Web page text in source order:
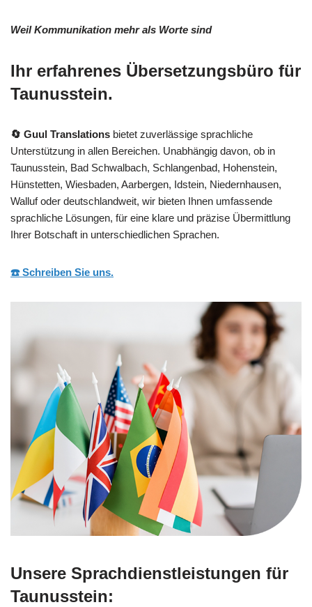
Weil Kommunikation mehr als Worte sind
Ihr erfahrenes Übersetzungsbüro für
Taunusstein.
🔄 Guul Translations bietet zuverlässige sprachliche
Unterstützung in allen Bereichen. Unabhängig davon, ob in
Taunusstein, Bad Schwalbach, Schlangenbad, Hohenstein,
Hünstetten, Wiesbaden, Aarbergen, Idstein, Niedernhausen,
Walluf oder deutschlandweit, wir bieten Ihnen umfassende
sprachliche Lösungen, für eine klare und präzise Übermittlung
Ihrer Botschaft in unterschiedlichen Sprachen.
☎️ Schreiben Sie uns.
Unsere Sprachdienstleistungen für
Taunusstein: